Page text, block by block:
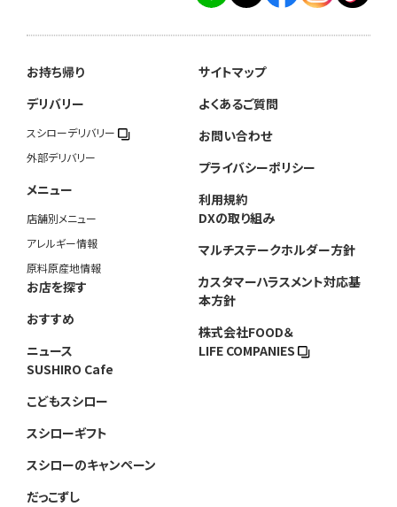
お持ち帰り
デリバリー
スシローデリバリー
外部デリバリー
メニュー
店舗別メニュー
アレルギー情報
原料原産地情報
お店を探す
おすすめ
ニュース
SUSHIRO Cafe
こどもスシロー
スシローギフト
スシローのキャンペーン
だっこずし
サイトマップ
よくあるご質問
お問い合わせ
プライバシーポリシー
利用規約
DXの取り組み
マルチステークホルダー方針
カスタマーハラスメント対応基
本方針
株式会社FOOD＆
LIFE COMPANIES